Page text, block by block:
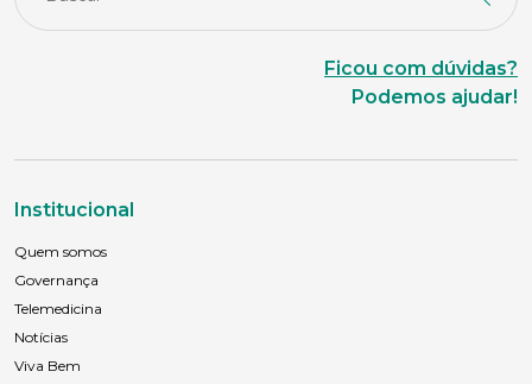
Ficou com dúvidas?
Podemos ajudar!
Institucional
Quem somos
Governança
Telemedicina
Notícias
Viva Bem